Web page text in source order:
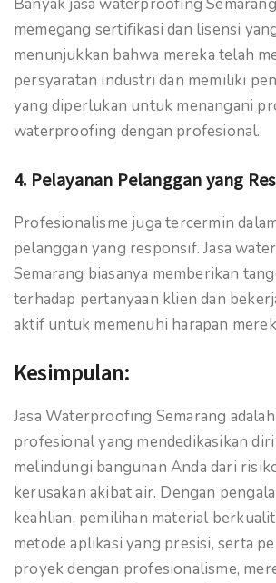
memegang sertifikasi dan lisensi
menunjukkan bahwa mereka telah
persyaratan industri dan memiliki
yang diperlukan untuk menangani
waterproofing dengan profesional.
4. Pelayanan Pelanggan yang
Profesionalisme juga tercermin
pelanggan yang responsif. Jasa
Semarang biasanya memberikan
terhadap pertanyaan klien dan
aktif untuk memenuhi harapan
Kesimpulan:
Jasa Waterproofing Semarang
profesional yang mendedikasikan
melindungi bangunan Anda dari
kerusakan akibat air. Dengan
keahlian, pemilihan material
metode aplikasi yang presisi, serta
proyek dengan profesionalisme,